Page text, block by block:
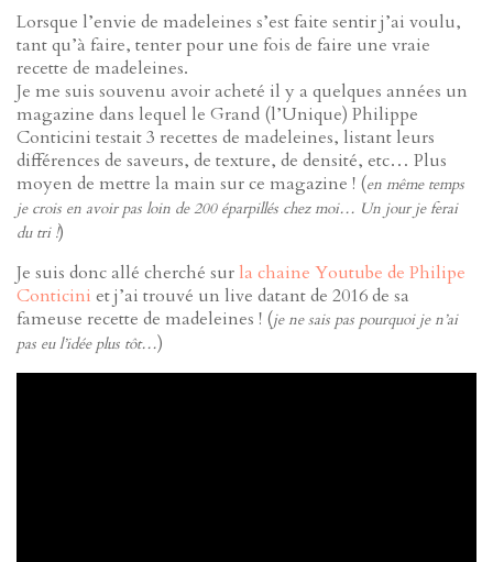
Lorsque l’envie de madeleines s’est faite sentir j’ai voulu,
tant qu’à faire, tenter pour une fois de faire une vraie
recette de madeleines.
Je me suis souvenu avoir acheté il y a quelques années un
magazine dans lequel le Grand (l’Unique) Philippe
Conticini testait 3 recettes de madeleines, listant leurs
différences de saveurs, de texture, de densité, etc… Plus
moyen de mettre la main sur ce magazine ! (en même temps
je crois en avoir pas loin de 200 éparpillés chez moi… Un jour je ferai
du tri !)
Je suis donc allé cherché sur la chaine Youtube de Philipe
Conticini et j’ai trouvé un live datant de 2016 de sa
fameuse recette de madeleines ! (je ne sais pas pourquoi je n’ai
pas eu l’idée plus tôt…)